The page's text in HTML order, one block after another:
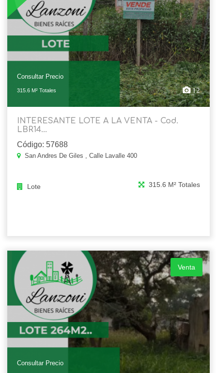
Consultar Precio
315.6 M² Totales 12
INTERESANTE LOTE A LA VENTA - Cod.
LBR14...
Código: 57688
San Andres De Giles , Calle Lavalle 400
Lote 315.6 M² Totales
Venta
Consultar Precio